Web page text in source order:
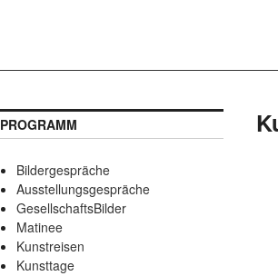
PROGRAMM
Bildergespräche
Ausstellungsgespräche
GesellschaftsBilder
Matinee
Kunstreisen
Kunsttage